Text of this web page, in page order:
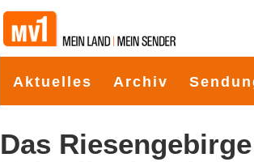
Aktuelles Archiv
Das